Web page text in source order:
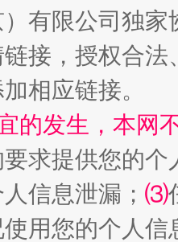
有限公司独
接，授权合
相应链接。
的发生，本网
求提供您的个
信息泄漏； ⑶
用您的个人